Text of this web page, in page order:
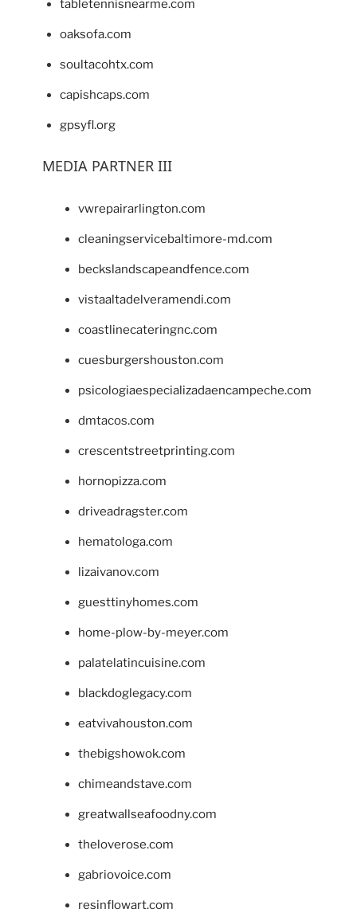
tabletennisnearme.com
oaksofa.com
soultacohtx.com
capishcaps.com
gpsyfl.org
MEDIA PARTNER III
vwrepairarlington.com
cleaningservicebaltimore-md.com
beckslandscapeandfence.com
vistaaltadelveramendi.com
coastlinecateringnc.com
cuesburgershouston.com
psicologiaespecializadaencampeche.com
dmtacos.com
crescentstreetprinting.com
hornopizza.com
driveadragster.com
hematologa.com
lizaivanov.com
guesttinyhomes.com
home-plow-by-meyer.com
palatelatincuisine.com
blackdoglegacy.com
eatvivahouston.com
thebigshowok.com
chimeandstave.com
greatwallseafoodny.com
theloverose.com
gabriovoice.com
resinflowart.com